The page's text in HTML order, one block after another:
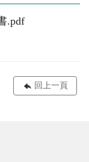
.pdf
回上一頁